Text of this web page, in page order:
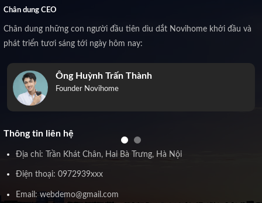
Chân dung CEO
Chân dung những con người đầu tiên dìu dắt Novihome khởi đầu và
phát triển tươi sáng tới ngày hôm nay:
Ông Huỳnh Trấn Thành
Founder Novihome
Thông tin liên hệ
Địa chỉ: Trần Khát Chân, Hai Bà Trưng, Hà Nội
Điện thoại: 0972939xxx
Email: webdemo@gmail.com